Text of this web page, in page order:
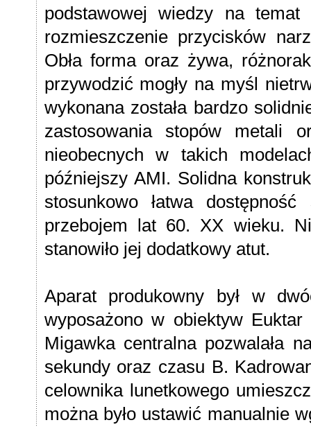
podstawowej wiedzy na temat
rozmieszczenie przycisków
Obła forma oraz żywa,
przywodzić mogły na myśl
wykonana została bardzo
zastosowania stopów metali
nieobecnych w takich
późniejszy AMI. Solidna
stosunkowo łatwa
przebojem lat 60. XX wieku.
stanowiło jej dodatkowy atut.
Aparat produkowny był w
wyposażono w obiektyw
Migawka centralna pozwalała
sekundy oraz czasu B.
celownika lunetkowego
można było ustawić manualnie